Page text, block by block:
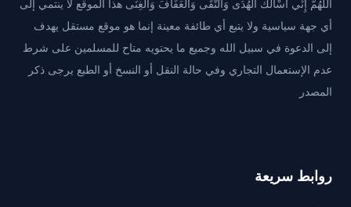
اللَّهُمَّ إِنِّي أَسْأَلُكَ الْهُدَى وَالتُّقَى وَالْعَفَافَ وَالْغِنَى هذا الموقع لا ينتمي إلى
أي جهة سياسية ولا يتبع أي طائفة معينة إنما هو موقع مستقل يهدف
إلى الدعوة في سبيل الله وجميع ما يحتويه متاح للمسلمين على شرط
عدم الإستعمال التجاري وفي حالة النقل أو النسخ أو الطبع يرجى ذكر
المصدر
روابط سريعة